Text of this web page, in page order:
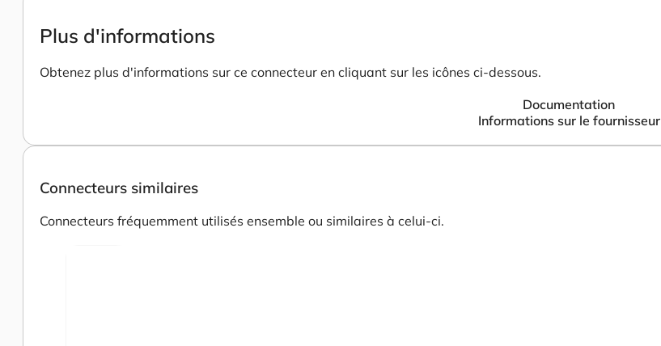
Plus d'informations
Obtenez plus d'informations sur ce connecteur en cliquant sur les icônes ci-dessous.
Documentation
Informations sur le fournisseur
Connecteurs similaires
Connecteurs fréquemment utilisés ensemble ou similaires à celui-ci.